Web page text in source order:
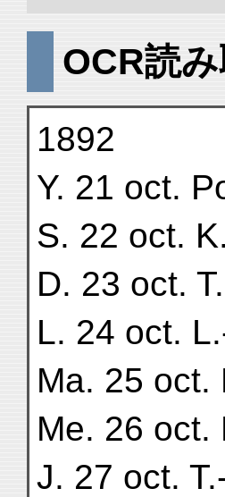
OCR読
1892
Y. 21 oct.
S. 22 oct.
D. 23 oct.
L. 24 oct.
Ma. 25 oct.
Me. 26 oct.
J. 27 oct.